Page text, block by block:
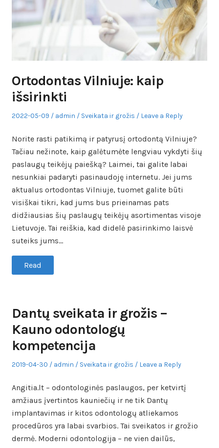
Ortodontas Vilniuje: kaip
išsirinkti
Posted
2022-05-09 Author
admin
Posted
Sveikata ir grožis Leave a Reply
Norite rasti patikimą ir patyrusį ortodontą Vilniuje?
Tačiau nežinote, kaip galėtumėte lengviau vykdyti šių
paslaugų teikėjų paiešką? Laimei, tai galite labai
nesunkiai padaryti pasinaudoję internetu. Jei jums
aktualus ortodontas Vilniuje, tuomet galite būti
visiškai tikri, kad jums bus prieinamas pats
didžiausias šių paslaugų teikėjų asortimentas visoje
Lietuvoje. Tai reiškia, kad didelė pasirinkimo laisvė
suteiks jums…
Read
Dantų sveikata ir grožis –
Kauno odontologų
kompetencija
Posted
2019-04-30 Author
admin
Posted
Sveikata ir grožis Leave a Reply
Angitia.lt – odontologinės paslaugos, per ketvirtį
amžiaus įvertintos kauniečių ir ne tik Dantų
implantavimas ir kitos odontologų atliekamos
procedūros yra labai svarbios. Tai sveikatos ir grožio
dermė. Moderni odontologija – ne vien dailūs,